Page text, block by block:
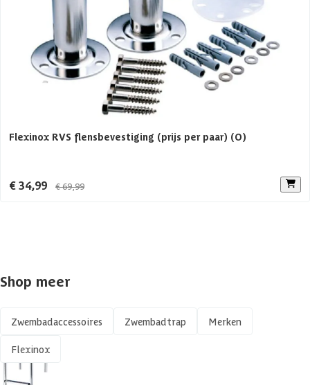
Flexinox RVS flensbevestiging (prijs per paar) (O)
€ 34,99 € 69,99
Shop meer
Zwembadaccessoires Zwembadtrap Merken
Flexinox